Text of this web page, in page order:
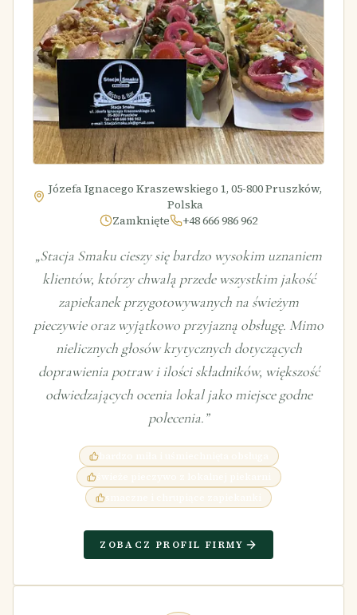
Józefa Ignacego Kraszewskiego 1, 05-800 Pruszków,
Polska
Zamknięte
+48 666 986 962
„Stacja Smaku cieszy się bardzo wysokim uznaniem
klientów, którzy chwalą przede wszystkim jakość
zapiekanek przygotowywanych na świeżym
pieczywie oraz wyjątkowo przyjazną obsługę. Mimo
nielicznych głosów krytycznych dotyczących
doprawienia potraw i ilości składników, większość
odwiedzających ocenia lokal jako miejsce godne
polecenia.”
bardzo miła i uśmiechnięta obsługa
świeże pieczywo z lokalnej piekarni
ZOBACZ PROFIL FIRMY